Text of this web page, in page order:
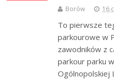
Borów 16
To pierwsze
parkourowe w
zawodników z
parkour parku
Ogólnopolskiej